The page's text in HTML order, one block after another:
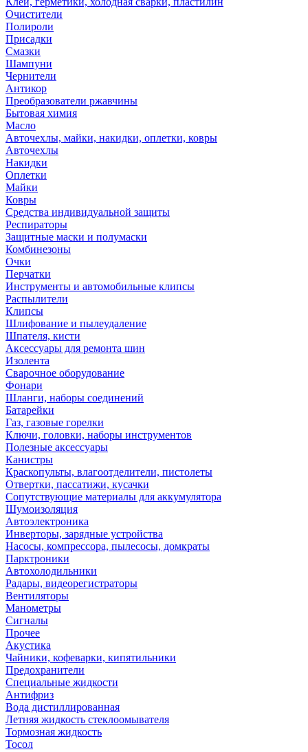
Очистители
Полироли
Присадки
Смазки
Шампуни
Чернители
Антикор
Преобразователи ржавчины
Бытовая химия
Масло
Авточехлы, майки, накидки, оплетки, ковры
Авточехлы
Накидки
Оплетки
Майки
Ковры
Средства индивидуальной защиты
Респираторы
Защитные маски и полумаски
Комбинезоны
Очки
Перчатки
Инструменты и автомобильные клипсы
Распылители
Клипсы
Шлифование и пылеудаление
Шпателя, кисти
Аксессуары для ремонта шин
Изолента
Сварочное оборудование
Фонари
Шланги, наборы соединений
Батарейки
Газ, газовые горелки
Ключи, головки, наборы инструментов
Полезные аксессуары
Канистры
Краскопульты, влагоотделители, пистолеты
Отвертки, пассатижи, кусачки
Сопутствующие материалы для аккумулятора
Шумоизоляция
Автоэлектроника
Инверторы, зарядные устройства
Насосы, компрессора, пылесосы, домкраты
Парктроники
Автохолодильники
Радары, видеорегистраторы
Вентиляторы
Манометры
Сигналы
Прочее
Акустика
Чайники, кофеварки, кипятильники
Предохранители
Специальные жидкости
Антифриз
Вода дистиллированная
Летняя жидкость стеклоомывателя
Тормозная жидкость
Тосол